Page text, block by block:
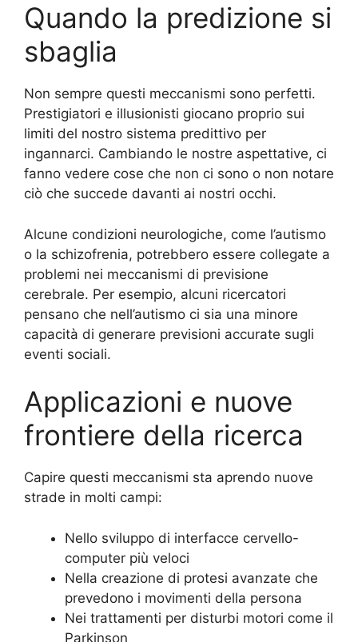
Quando la predizione si
sbaglia
Non sempre questi meccanismi sono perfetti.
Prestigiatori e illusionisti giocano proprio sui
limiti del nostro sistema predittivo per
ingannarci. Cambiando le nostre aspettative, ci
fanno vedere cose che non ci sono o non notare
ciò che succede davanti ai nostri occhi.
Alcune condizioni neurologiche, come l’autismo
o la schizofrenia, potrebbero essere collegate a
problemi nei meccanismi di previsione
cerebrale. Per esempio, alcuni ricercatori
pensano che nell’autismo ci sia una minore
capacità di generare previsioni accurate sugli
eventi sociali.
Applicazioni e nuove
frontiere della ricerca
Capire questi meccanismi sta aprendo nuove
strade in molti campi:
Nello sviluppo di interfacce cervello-
computer più veloci
Nella creazione di protesi avanzate che
prevedono i movimenti della persona
Nei trattamenti per disturbi motori come il
Parkinson